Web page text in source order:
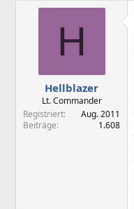
H
Hellblazer
Lt. Commander
Registriert
Aug. 2011
Beiträge
1.608